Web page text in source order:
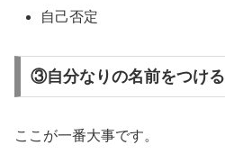
自己否定
③自分なりの名前をつける
ここが一番大事です。